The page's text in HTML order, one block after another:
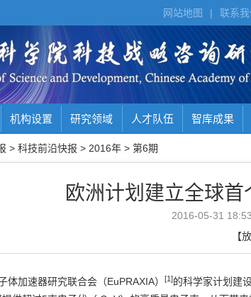
联系我
|
网站地图
机构设置 研究领域 人才队伍 智库成果
> 科技前沿快报 > 2016年 > 第6期
欧洲计划建立全球
2016-05-31 18:53
【
体加速器研究联合会（EuPRAXIA）[1]的科学家计划建